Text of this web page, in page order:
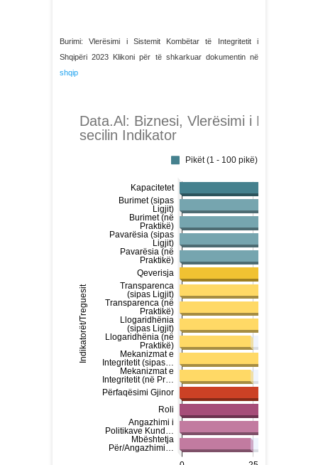
Burimi: Vlerësimi i Sistemit Kombëtar të Integritetit i
Shqipëri 2023 Klikoni për të shkarkuar dokumentin në
shqip